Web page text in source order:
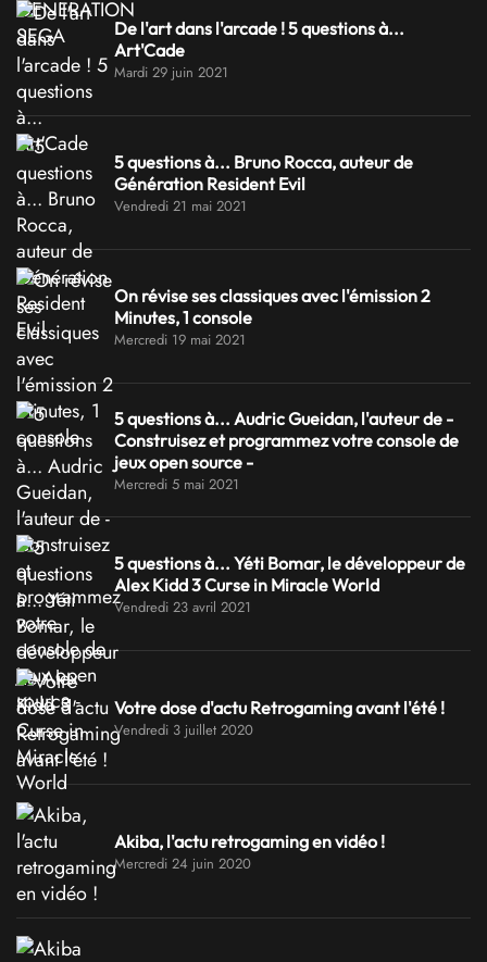
De l'art dans l'arcade ! 5 questions à...
Art'Cade
Mardi 29 juin 2021
5 questions à... Bruno Rocca, auteur de
Génération Resident Evil
Vendredi 21 mai 2021
On révise ses classiques avec l'émission 2
Minutes, 1 console
Mercredi 19 mai 2021
5 questions à... Audric Gueidan, l'auteur de -
Construisez et programmez votre console de
jeux open source -
Mercredi 5 mai 2021
5 questions à... Yéti Bomar, le développeur de
Alex Kidd 3 Curse in Miracle World
Vendredi 23 avril 2021
Votre dose d'actu Retrogaming avant l'été !
Vendredi 3 juillet 2020
Akiba, l'actu retrogaming en vidéo !
Mercredi 24 juin 2020